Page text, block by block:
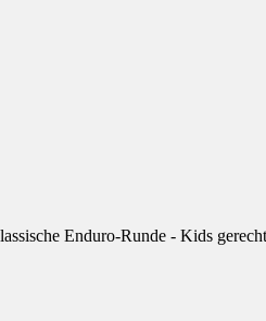
Enduro-Runde - Kids